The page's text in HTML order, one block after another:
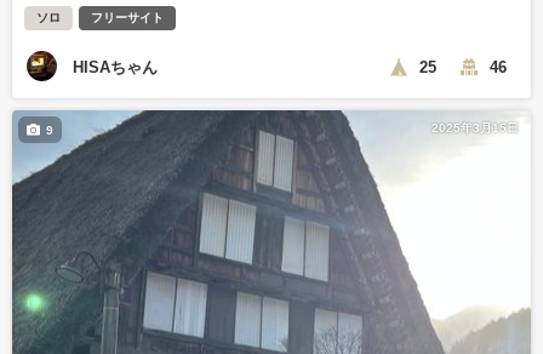
ソロ フリーサイト
HISAちゃん 25 46
2025年3月15日
9